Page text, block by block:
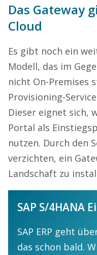
Das Gateway
Cloud
Es gibt noch ein
Modell, das im
nicht On-Premises
Provisioning-
Dieser eignet sich,
Portal als
nutzen. Durch den
verzichten, ein
Landschaft zu
SAP S/4HANA
SAP ERP geht
das schon bald.